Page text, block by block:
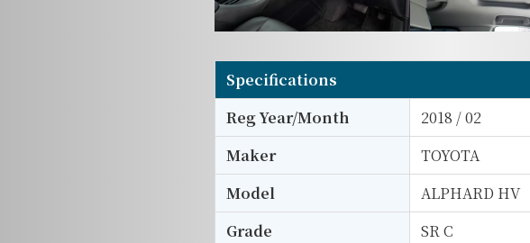
Specifications
Reg Year/Month
2018 / 02
Maker
TOYOTA
Model
ALPHARD HV
Grade
SR C